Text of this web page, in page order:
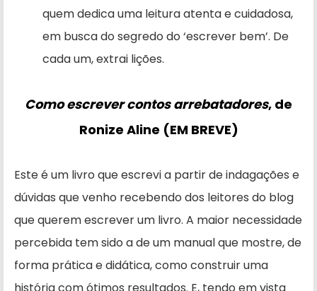
quem dedica uma leitura atenta e cuidadosa,
em busca do segredo do ‘escrever bem’. De
cada um, extrai lições.
Como escrever contos arrebatadores, de
Ronize Aline (EM BREVE)
Este é um livro que escrevi a partir de indagações e
dúvidas que venho recebendo dos leitores do blog
que querem escrever um livro. A maior necessidade
percebida tem sido a de um manual que mostre, de
forma prática e didática, como construir uma
história com ótimos resultados. E, tendo em vista